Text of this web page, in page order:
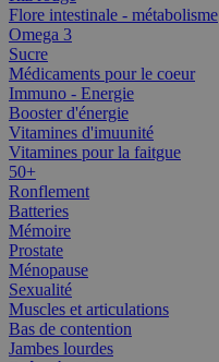
Flore intestinale - métabolisme
Omega 3
Sucre
Médicaments pour le coeur
Immuno - Energie
Booster d'énergie
Vitamines d'imuunité
Vitamines pour la faitgue
50+
Ronflement
Batteries
Mémoire
Prostate
Ménopause
Sexualité
Muscles et articulations
Bas de contention
Jambes lourdes